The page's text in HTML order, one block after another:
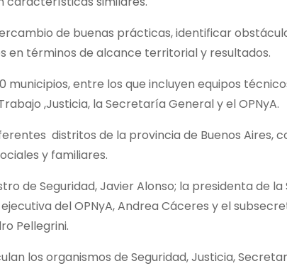
de buenas prácticas, identificar
en términos de alcance territorial y resultados.
entre los que incluyen equipos
,Justicia, la Secretaría General y el OPNyA.
distritos de la provincia de Buenos Aires,
y familiares.
de Seguridad, Javier Alonso; la presidenta de
del OPNyA, Andrea Cáceres y el
Pellegrini.
los organismos de Seguridad, Justicia,